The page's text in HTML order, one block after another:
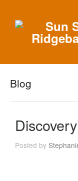
Blog
Posted by